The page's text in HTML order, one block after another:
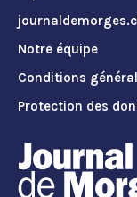
Notre équipe
Conditions
Protection des